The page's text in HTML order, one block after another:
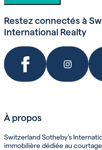
Restez connectés à
International Realty
À propos
Switzerland Sotheby’s
immobilière dédiée au